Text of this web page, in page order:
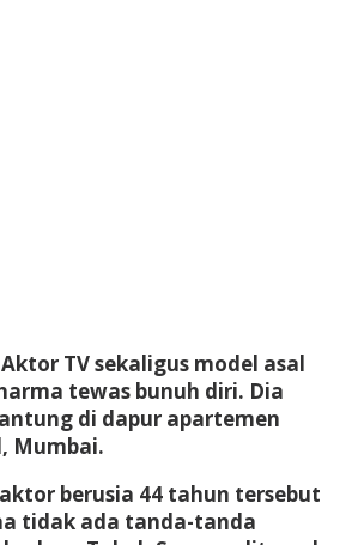
Aktor TV sekaligus model asal
tewas bunuh diri. Dia
di dapur apartemen
Mumbai.
berusia 44 tahun tersebut
tidak ada tanda-tanda